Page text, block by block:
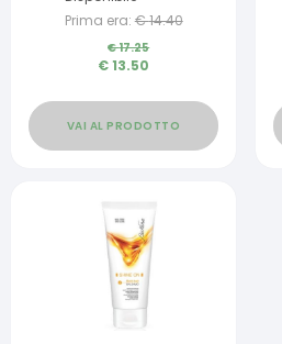
Prima era: €14.40
€17.25
€13.50
VAI AL PRODOTTO